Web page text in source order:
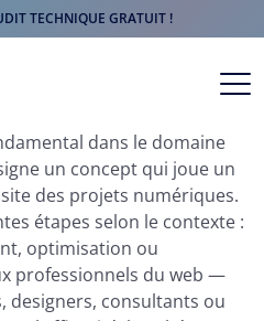
TECHNIQUE GRATUIT !
dans le domaine
un concept qui joue un
des projets numériques.
étapes selon le contexte :
optimisation ou
professionnels du web —
designers, consultants ou